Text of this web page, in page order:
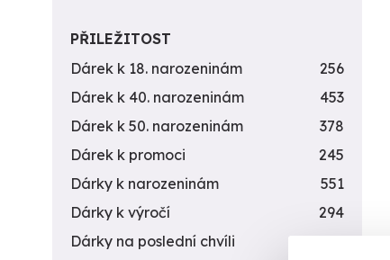
PŘILEŽITOST
Dárek k 18. narozeninám
256
Dárek k 40. narozeninám
453
Dárek k 50. narozeninám
378
Dárek k promoci
245
Dárky k narozeninám
551
Dárky k výročí
294
Dárky na poslední chvíli
450